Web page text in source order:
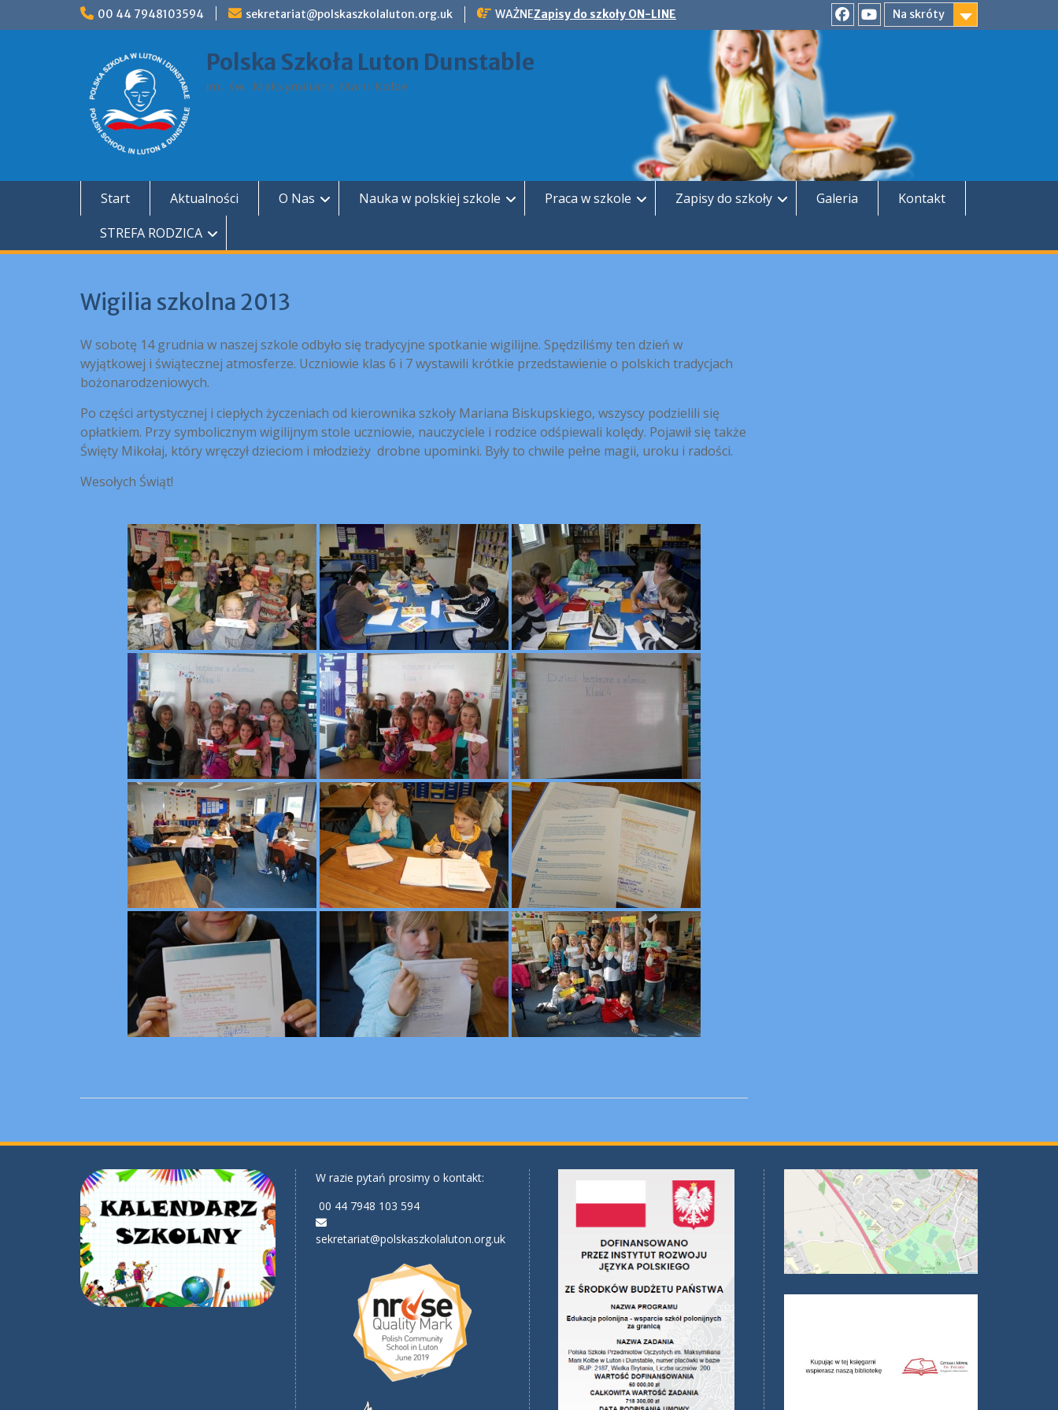
00 44 7948103594 sekretariat@polskaszkolaluton.org.uk WAŻNEZapisy do szkoły ON-LINE
Na skróty
FacebookYouTube
Polska Szkoła Luton Dunstable
im. św. Maksymiliana Marii Kolbe
Start Aktualności O Nas Nauka w polskiej szkole Praca w szkole Zapisy do szkoły Galeria
Kontakt
STREFA RODZICA
Wigilia szkolna 2013
W sobotę 14 grudnia w naszej szkole odbyło się tradycyjne spotkanie wigilijne. Spędziliśmy ten dzień w
wyjątkowej i świątecznej atmosferze. Uczniowie klas 6 i 7 wystawili krótkie przedstawienie o polskich tradycjach
bożonarodzeniowych.
Po części artystycznej i ciepłych życzeniach od kierownika szkoły Mariana Biskupskiego, wszyscy podzielili się
opłatkiem. Przy symbolicznym wigilijnym stole uczniowie, nauczyciele i rodzice odśpiewali kolędy. Pojawił się także
Święty Mikołaj, który wręczył dzieciom i młodzieży drobne upominki. Były to chwile pełne magii, uroku i radości.
Wesołych Świąt!
W razie pytań prosimy o kontakt:
00 44 7948 103 594
sekretariat@polskaszkolaluton.org.uk